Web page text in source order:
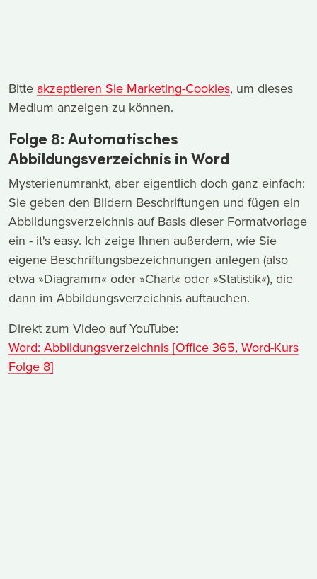
Bitte akzeptieren Sie Marketing-Cookies, um dieses
Medium anzeigen zu können.
Folge 8: Automatisches
Abbildungsverzeichnis in Word
Mysterienumrankt, aber eigentlich doch ganz einfach:
Sie geben den Bildern Beschriftungen und fügen ein
Abbildungsverzeichnis auf Basis dieser Formatvorlage
ein - it's easy. Ich zeige Ihnen außerdem, wie Sie
eigene Beschriftungsbezeichnungen anlegen (also
etwa »Diagramm« oder »Chart« oder »Statistik«), die
dann im Abbildungsverzeichnis auftauchen.
Direkt zum Video auf YouTube:
Word: Abbildungsverzeichnis [Office 365, Word-Kurs
Folge 8]